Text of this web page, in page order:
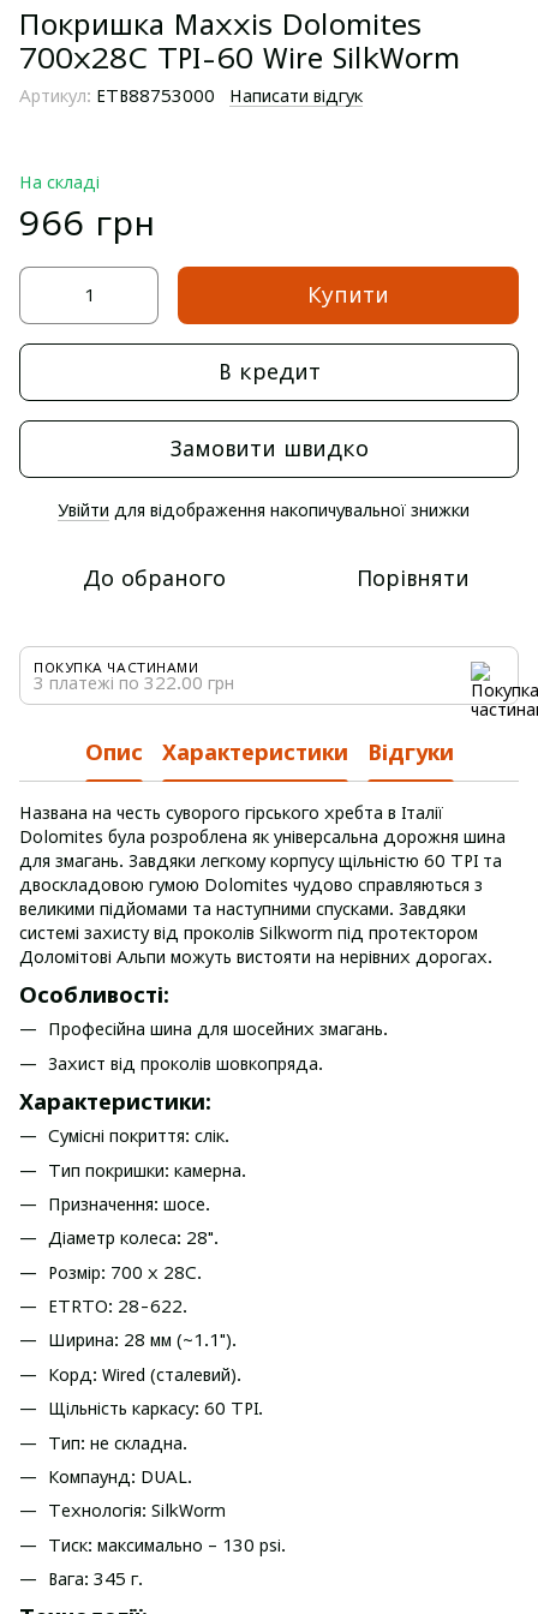
Покришка Maxxis Dolomites
700х28C TPI-60 Wire SilkWorm
Артикул: ETB88753000 Написати відгук
На складі
966 грн
Купити
В кредит
Замовити швидко
Увійти для відображення накопичувальної знижки
До обраного Порівняти
ПОКУПКА ЧАСТИНАМИ
3 платежі по 322.00 грн
Опис Характеристики Відгуки
Названа на честь суворого гірського хребта в Італії
Dolomites була розроблена як універсальна дорожня шина
для змагань. Завдяки легкому корпусу щільністю 60 TPI та
двоскладовою гумою Dolomites чудово справляються з
великими підйомами та наступними спусками. Завдяки
системі захисту від проколів Silkworm під протектором
Доломітові Альпи можуть вистояти на нерівних дорогах.
Особливості:
Професійна шина для шосейних змагань.
Захист від проколів шовкопряда.
Характеристики:
Сумісні покриття: слік.
Тип покришки: камерна.
Призначення: шосе.
Діаметр колеса: 28".
Розмір: 700 х 28C.
ETRTO: 28-622.
Ширина: 28 мм (~1.1").
Корд: Wired (сталевий).
Щільність каркасу: 60 TPI.
Тип: не складна.
Компаунд: DUAL.
Технологія: SilkWorm
Тиск: максимально – 130 psi.
Вага: 345 г.